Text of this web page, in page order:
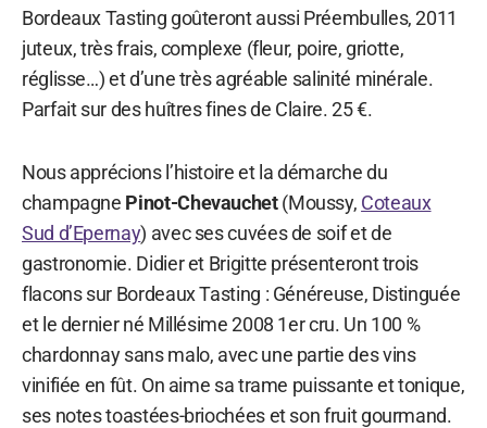
Bordeaux Tasting goûteront aussi Préembulles, 2011
juteux, très frais, complexe (fleur, poire, griotte,
réglisse…) et d’une très agréable salinité minérale.
Parfait sur des huîtres fines de Claire. 25 €.
Nous apprécions l’histoire et la démarche du
champagne Pinot-Chevauchet(Moussy, Coteaux
Sud d’Epernay) avec ses cuvées de soif et de
gastronomie. Didier et Brigitte présenteront trois
flacons sur Bordeaux Tasting : Généreuse, Distinguée
et le dernier né Millésime 2008 1er cru. Un 100 %
chardonnay sans malo, avec une partie des vins
vinifiée en fût. On aime sa trame puissante et tonique,
ses notes toastées-briochées et son fruit gourmand.